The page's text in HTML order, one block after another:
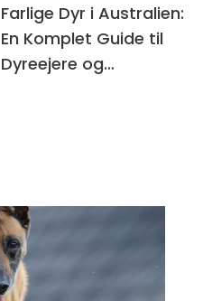
Farlige Dyr i Australien:
En Komplet Guide til
Dyreejere og